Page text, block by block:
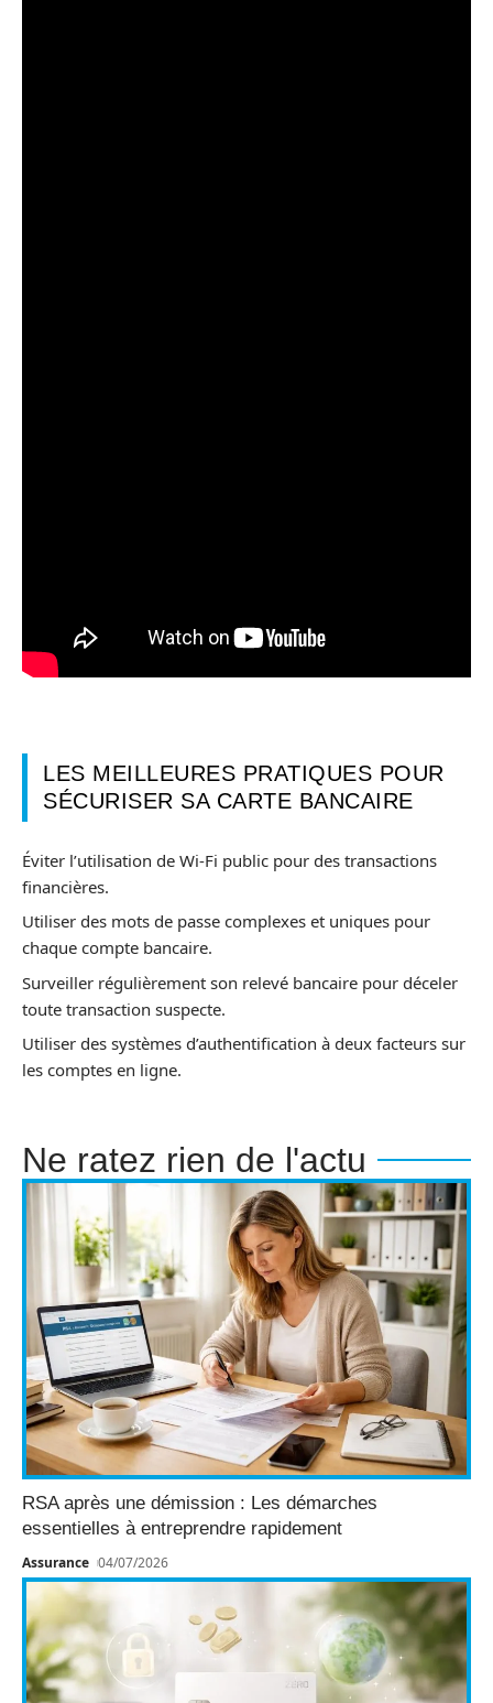
LES MEILLEURES PRATIQUES POUR
SÉCURISER SA CARTE BANCAIRE
Éviter l’utilisation de Wi-Fi public pour des transactions
financières.
Utiliser des mots de passe complexes et uniques pour
chaque compte bancaire.
Surveiller régulièrement son relevé bancaire pour déceler
toute transaction suspecte.
Utiliser des systèmes d’authentification à deux facteurs sur
les comptes en ligne.
Ne ratez rien de l'actu
RSA après une démission : Les démarches
essentielles à entreprendre rapidement
Assurance 04/07/2026